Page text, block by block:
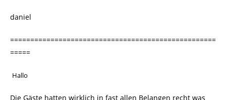
daniel
===================================================
=====
Hallo
Die Gäste hatten wirklich in fast allen Belangen recht was